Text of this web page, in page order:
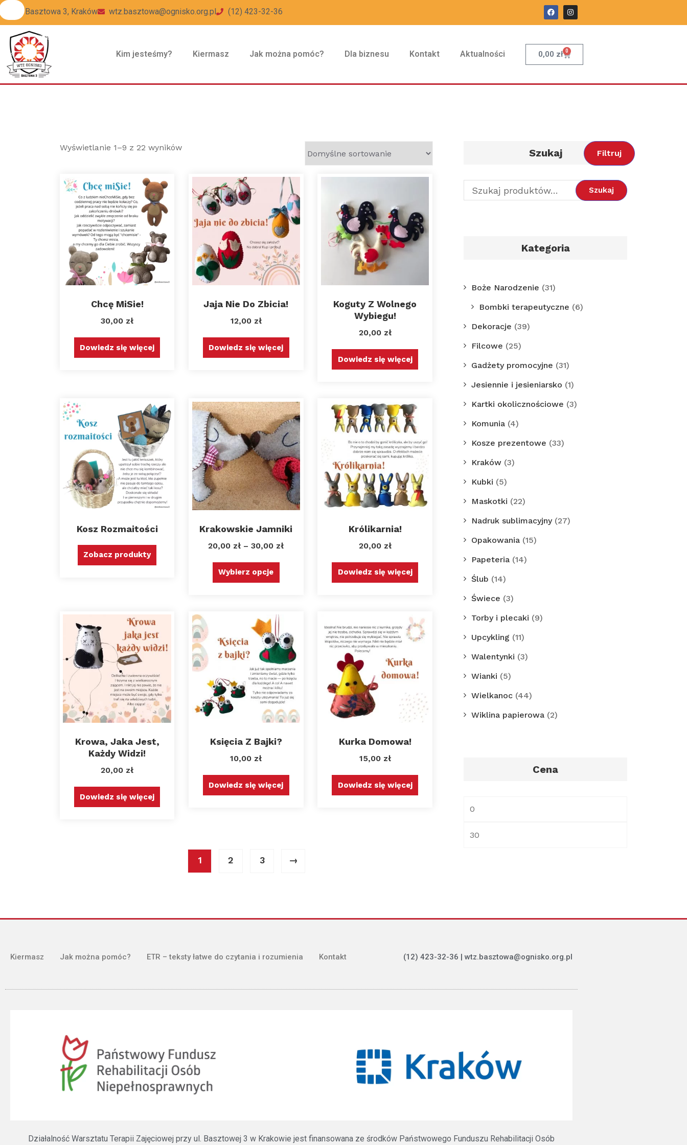
ul Basztowa 3, Kraków wtz.basztowa@ognisko.org.pl (12) 423-32-36
Kim jesteśmy? Kiermasz Jak można pomóc? Dla biznesu Kontakt Aktualności 0,00 zł 0
Wyświetlanie 1–9 z 22 wyników
Chcę MiSie!
30,00 zł
Dowiedz się więcej
Jaja Nie Do Zbicia!
12,00 zł
Dowiedz się więcej
Koguty Z Wolnego
Wybiegu!
20,00 zł
Dowiedz się więcej
Kosz Rozmaitości
Zobacz produkty
Krakowskie Jamniki
20,00 zł – 30,00 zł
Wybierz opcje
Królikarnia!
20,00 zł
Dowiedz się więcej
Krowa, Jaka Jest,
Każdy Widzi!
20,00 zł
Dowiedz się więcej
Księcia Z Bajki?
10,00 zł
Dowiedz się więcej
Kurka Domowa!
15,00 zł
Dowiedz się więcej
1 2 3 →
Szukaj
Szukaj
Kategoria
Boże Narodzenie (31)
Bombki terapeutyczne (6)
Dekoracje (39)
Filcowe (25)
Gadżety promocyjne (31)
Jesiennie i jesieniarsko (1)
Kartki okolicznościowe (3)
Komunia (4)
Kosze prezentowe (33)
Kraków (3)
Kubki (5)
Maskotki (22)
Nadruk sublimacyjny (27)
Opakowania (15)
Papeteria (14)
Ślub (14)
Świece (3)
Torby i plecaki (9)
Upcykling (11)
Walentynki (3)
Wianki (5)
Wielkanoc (44)
Wiklina papierowa (2)
Cena
Filtruj
Kiermasz Jak można pomóc? ETR – teksty łatwe do czytania i rozumienia Kontakt (12) 423-32-36 | wtz.basztowa@ognisko.org.pl
Działalność Warsztatu Terapii Zajęciowej przy ul. Basztowej 3 w Krakowie jest finansowana ze środków Państwowego Funduszu Rehabilitacji Osób